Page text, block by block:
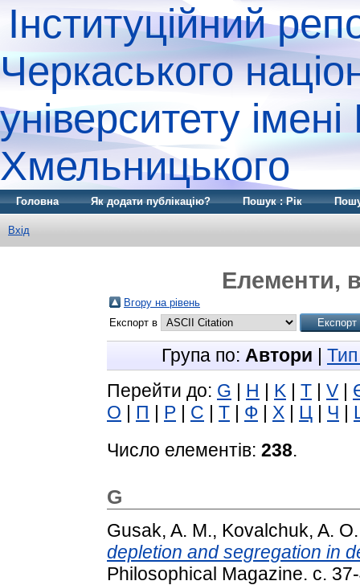
Інституційний
Черкаського
університету
Хмельницького
Головна Як додати публікацію? Пошук : Рік
Вхід
Елементи,
Вгору на рівень
Експорт в
Група по: Автори |
Перейти до: G | H | K | T | V |
О | П | Р | С | Т | Ф | Х | Ц | Ч |
Число елементів: 238.
G
Gusak, A. M., Kovalchuk, A. O.
depletion and segregation in
Philosophical Magazine. с.